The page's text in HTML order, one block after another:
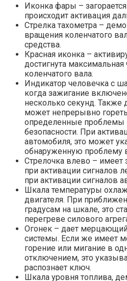
Иконка фары –
происходит активация
Стрелка тахометра –
вращения коленчатого
средства.
Красная иконка –
достигнута максимальная
коленчатого вала.
Индикатор человечка с
когда зажигание
несколько секунд. Также
может непрерывно
определенные проблемы
безопасности. При
автомобиля, это может
обнаруженную проблему
Стрелочка влево –
при активации сигналов
при активации сигналов
Шкала температуры
двигателя. При
градусам на шкале, это
перегреве силового
Огонек – дает мерцающий
системы. Если же имеет
горение или мигание в
отключением, это
распознает ключ.
Шкала уровня топлива,